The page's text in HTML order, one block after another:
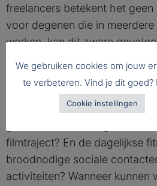
freelancers betekent het
voor degenen die in
werken, kan dit zware
als voor onze partners. Dit
onze collega’s die dagelijks in
Wat doe je met een opleiding
filmtraject? En de dagelijkse
broodnodige sociale
activiteiten? Wanneer kunnen
We gebruiken cookies om jouw
te verbeteren. Vind je dit goed?
Cookie instellingen